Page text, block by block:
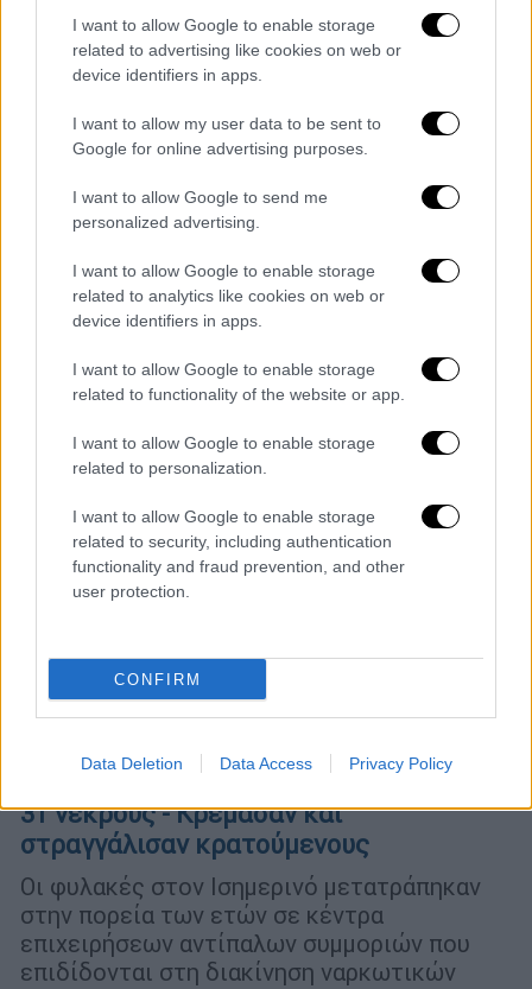
I want to allow Google to enable storage
related to advertising like cookies on web or
device identifiers in apps.
I want to allow my user data to be sent to
Google for online advertising purposes.
I want to allow Google to send me
personalized advertising.
I want to allow Google to enable storage
related to analytics like cookies on web or
device identifiers in apps.
I want to allow Google to enable storage
related to functionality of the website or app.
I want to allow Google to enable storage
related to personalization.
I want to allow Google to enable storage
related to security, including authentication
functionality and fraud prevention, and other
user protection.
CONFIRM
Data Deletion Data Access Privacy Policy
Κόσμος|17.11.2025 23:30
Τραγωδία στον Ισημερινό: Τουλάχιστον
21 νεκροί και 40 τραυματίες σε τροχαίο
με λεωφορείο
Ο οδηγός έχασε τον έλεγχο και το όχημα
βγήκε από επαρχιακό ορεινό δρόμο,
ανετράπη και κατρακύλησε σε βουνοπλαγιά
Κόσμος 10.11.2025 09:04
Μακελειό σε φυλακή του Ισημερινού με
31 νεκρούς - Κρέμασαν και
στραγγάλισαν κρατούμενους
Οι φυλακές στον Ισημερινό μετατράπηκαν
στην πορεία των ετών σε κέντρα
επιχειρήσεων αντίπαλων συμμοριών που
επιδίδονται στη διακίνηση ναρκωτικών